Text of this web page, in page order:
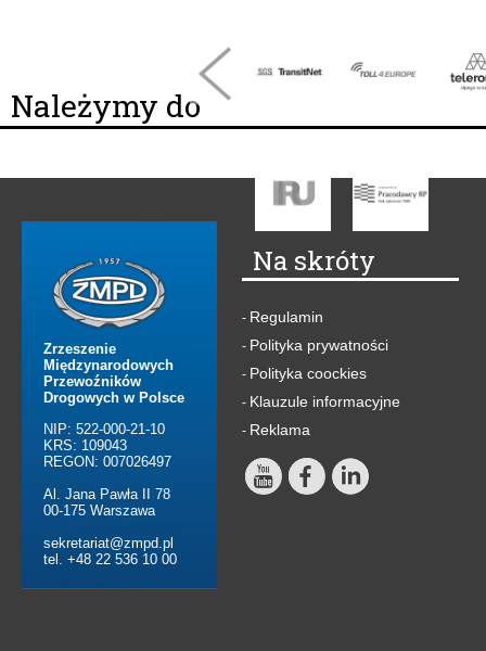
Należymy do
Zrzeszenie
Międzynarodowych
Przewoźników
Drogowych w Polsce
NIP: 522-000-21-10
KRS: 109043
REGON: 007026497
Al. Jana Pawła II 78
00-175 Warszawa
sekretariat@zmpd.pl
tel. +48 22 536 10 00
Na skróty
- Regulamin
- Polityka prywatności
- Polityka coockies
- Klauzule informacyjne
- Reklama